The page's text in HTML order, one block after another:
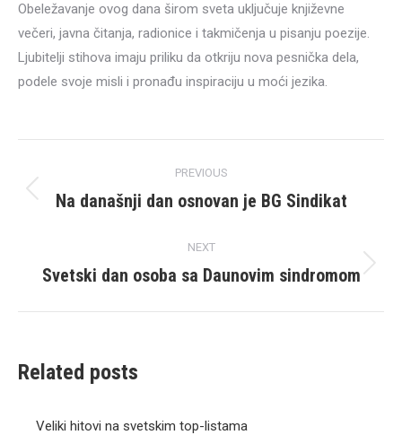
Obeležavanje ovog dana širom sveta uključuje književne
večeri, javna čitanja, radionice i takmičenja u pisanju poezije.
Ljubitelji stihova imaju priliku da otkriju nova pesnička dela,
podele svoje misli i pronađu inspiraciju u moći jezika.
navigation
PREVIOUS
Previous
Na današnji dan osnovan je BG Sindikat
NEXT
Next
Svetski dan osoba sa Daunovim sindromom
Related posts
Veliki hitovi na svetskim top-listama